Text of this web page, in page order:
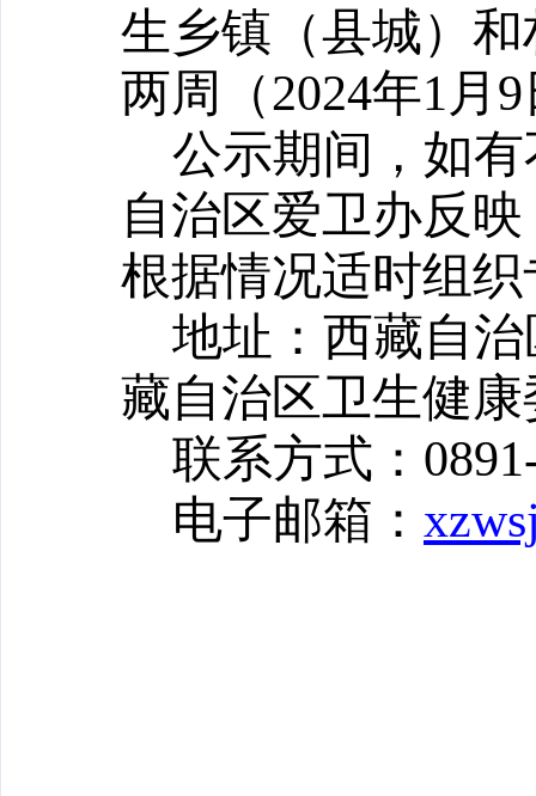
生乡镇（县城）
两周（2024年1月
公示期间，如
自治区爱卫办反
根据情况适时组
地址：西藏自
藏自治区卫生健
联系方式：
电子邮箱：